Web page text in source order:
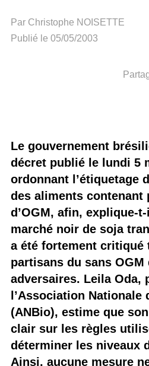
Par Christophe NOISETTE
Publié le 05/05/2003
Le gouvernement
décret publié le lundi 5
ordonnant l’étiquetage
des aliments contenant
d’OGM, afin, explique-
marché noir de soja
a été fortement critiqué
partisans du sans OGM
adversaires. Leila Oda,
l’Association Nationale
(ANBio), estime que
clair sur les règles
déterminer les niveaux
Ainsi, aucune mesure